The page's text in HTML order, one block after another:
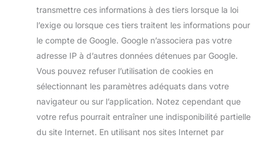
transmettre ces informations à des tiers lorsque la loi
l’exige ou lorsque ces tiers traitent les informations pour
le compte de Google. Google n’associera pas votre
adresse IP à d’autres données détenues par Google.
Vous pouvez refuser l’utilisation de cookies en
sélectionnant les paramètres adéquats dans votre
navigateur ou sur l’application. Notez cependant que
votre refus pourrait entraîner une indisponibilité partielle
du site Internet. En utilisant nos sites Internet par